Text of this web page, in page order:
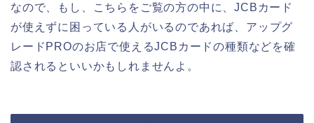
なので、もし、こちらをご覧の方の中に、JCBカード
が使えずに困っている人がいるのであれば、アップグ
レードPROのお店で使えるJCBカードの種類などを確
認されるといいかもしれませんよ。